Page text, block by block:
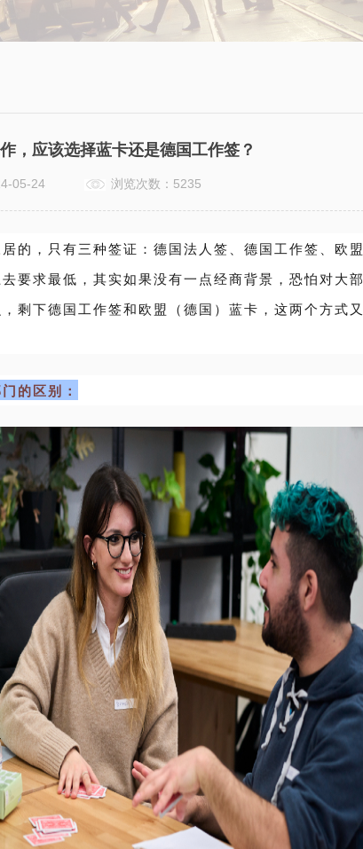
，应该选择蓝卡还是德国工作签？
05-24 浏览次数：5235
的，只有三种签证： 德国法人签、德国工作签、欧盟
要求最低，其实如果没有一点经商背景，恐怕对大部
剩下德国工作签和欧盟（德国）蓝卡，这两个方式又
的区别：